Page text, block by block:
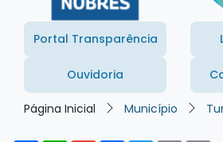
Portal Transparência
Ouvidoria
Página Inicial Município